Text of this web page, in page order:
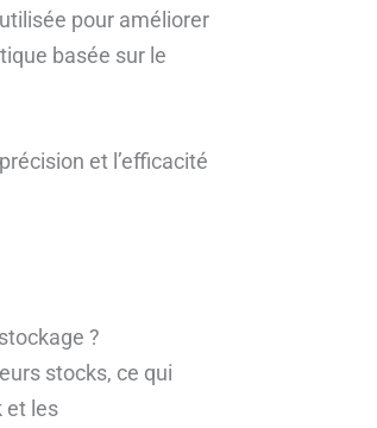
pour améliorer
basée sur le
et l’efficacité
?
stocks, ce qui
et les